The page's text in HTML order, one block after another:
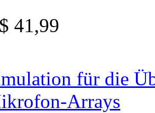
41,99
für die
Arrays